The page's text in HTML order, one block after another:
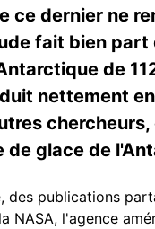
ce dernier ne
fait bien part
de
nettement
de glace de
des publications
NASA, l'agence